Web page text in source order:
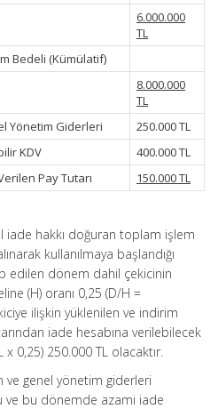
6.000.000
TL
Bedeli (Kümülatif)
8.000.000
TL
Yönetim Giderleri
250.000 TL
KDV
400.000 TL
Pay Tutarı
150.000 TL
hakkı doğuran toplam işlem
kullanılmaya başlandığı
edilen dönem dahil çekicinin
(H) oranı 0,25 (D/H =
ilişkin yüklenilen ve indirim
iade hesabına verilebilecek
0,25) 250.000 TL olacaktır.
ve genel yönetim giderleri
ve bu dönemde azami iade